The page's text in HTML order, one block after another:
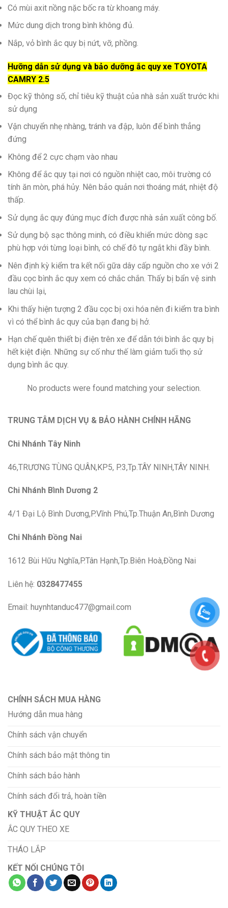
Có mùi axit nồng nặc bốc ra từ khoang máy.
Mức dung dịch trong bình không đủ.
Nắp, vỏ bình ắc quy bị nứt, vỡ, phồng.
Hưỡng dẫn sử dụng và bảo dưỡng ắc quy xe TOYOTA
CAMRY 2.5
Đọc kỹ thông số, chỉ tiêu kỹ thuật của nhà sản xuất trước khi
sử dụng
Vận chuyển nhẹ nhàng, tránh va đập, luôn để bình thẳng
đứng
Không để 2 cực chạm vào nhau
Không để ắc quy tại nơi có nguồn nhiệt cao, môi trường có
tính ăn mòn, phá hủy. Nên bảo quản nơi thoáng mát, nhiệt độ
thấp.
Sử dụng ắc quy đúng mục đích được nhà sản xuất công bố.
Sử dụng bộ sạc thông minh, có điều khiển mức dòng sạc
phù hợp với từng loại bình, có chế đô tự ngắt khi đầy bình.
Nên định kỳ kiểm tra kết nối gữa dây cấp nguồn cho xe với 2
đầu cọc bình ắc quy xem có chắc chắn. Thấy bị bẩn vệ sinh
lau chùi lại,
Khi thấy hiện tượng 2 đầu cọc bị oxi hóa nên đi kiểm tra bình
vì có thể bình ắc quy của bạn đang bị hở.
Hạn chế quên thiết bị điện trên xe để dẫn tới bình ắc quy bị
hết kiệt điện. Những sự cố như thế làm giảm tuổi thọ sử
dụng bình ắc quy.
No products were found matching your selection.
TRUNG TÂM DỊCH VỤ & BẢO HÀNH CHÍNH HÃNG
Chi Nhánh Tây Ninh
46,TRƯƠNG TÙNG QUÂN,KP5, P.3,Tp.TÂY NINH,TÂY NINH.
Chi Nhánh Bình Dương 2
4/1 Đại Lộ Bình Dương,P.Vĩnh Phú,Tp.Thuận An,Bình Dương
Chi Nhánh Đồng Nai
1612 Bùi Hữu Nghĩa,P.Tân Hạnh,Tp.Biên Hoà,Đồng Nai
Liên hệ: 0328477455
Email: huynhtanduc477@gmail.com
CHÍNH SÁCH MUA HÀNG
Hướng dẫn mua hàng
Chính sách vận chuyển
Chính sách bảo mật thông tin
Chính sách bảo hành
Chính sách đổi trả, hoàn tiền
KỸ THUẬT ẮC QUY
ẮC QUY THEO XE
THÁO LẮP
KẾT NỐI CHÚNG TÔI